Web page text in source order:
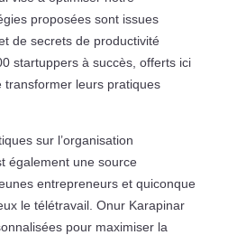
proposées sont issues
de secrets de productivité
startuppers à succès, offerts ici
transformer leurs pratiques
sur l’organisation
également une source
entrepreneurs et quiconque
le télétravail. Onur Karapinar
pour maximiser la